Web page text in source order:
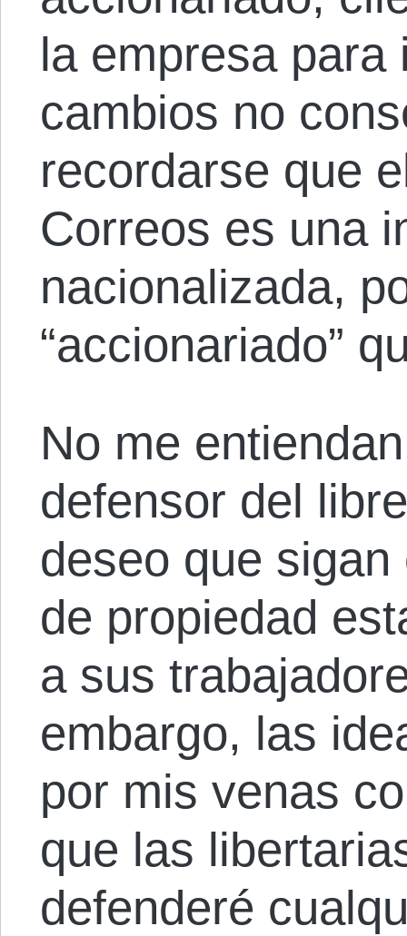
la empresa para
cambios no
recordarse que
Correos es una
nacionalizada,
“accionariado”
No me
defensor del
deseo que
de propiedad
a sus
embargo, las
por mis venas
que las
defenderé